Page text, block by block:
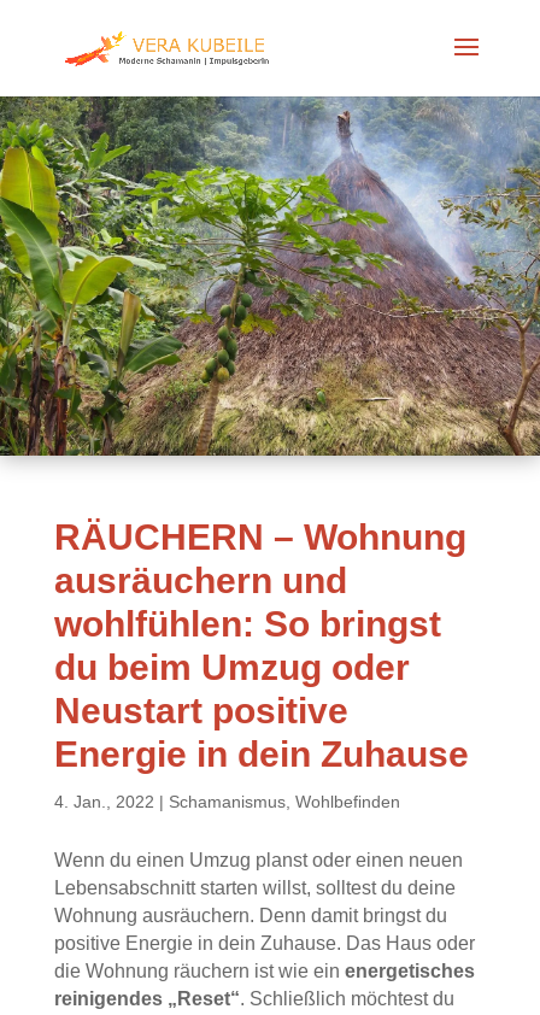
RÄUCHERN – Wohnung
ausräuchern und
wohlfühlen: So bringst
du beim Umzug oder
Neustart positive
Energie in dein Zuhause
4. Jan., 2022 | Schamanismus, Wohlbefinden
Wenn du einen Umzug planst oder einen neuen
Lebensabschnitt starten willst, solltest du deine
Wohnung ausräuchern. Denn damit bringst du
positive Energie in dein Zuhause. Das Haus oder
die Wohnung räuchern ist wie ein energetisches
reinigendes „Reset“. Schließlich möchtest du